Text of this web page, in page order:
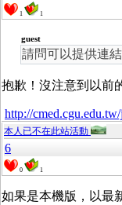
1 1
guest
請問可以提供連結
抱歉！沒注意到以前
http://
本人已不在此站活動
6
0 1
如果是本機版，以最